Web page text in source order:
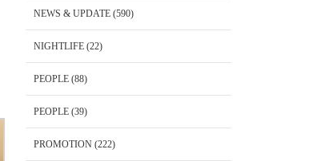
NEWS & UPDATE(590)
NIGHTLIFE(22)
PEOPLE(88)
PEOPLE(39)
PROMOTION(222)